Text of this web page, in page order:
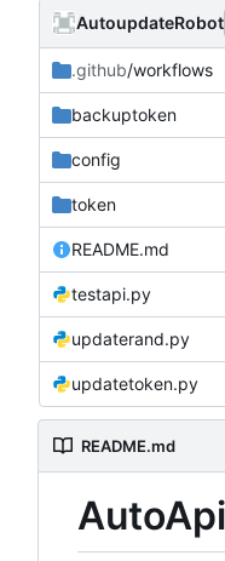
AutoupdateRobot
.github/workflows
backuptoken
config
token
README.md
testapi.py
updaterand.py
updatetoken.py
README.md